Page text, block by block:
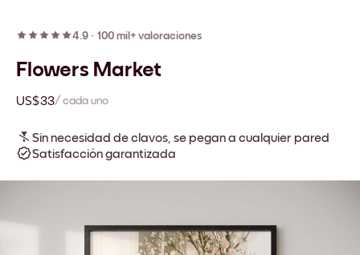
4.9 · 100 mil+ valoraciones
Flowers Market
US$33/ cada uno
Sin necesidad de clavos, se pegan a cualquier pared
Satisfacción garantizada